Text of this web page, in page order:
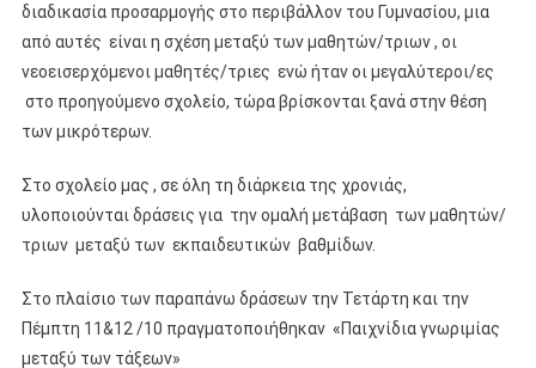
διαδικασία προσαρμογής στο περιβάλλον του Γυμνασίου, μια
από αυτές είναι η σχέση μεταξύ των μαθητών/τριων , οι
νεοεισερχόμενοι μαθητές/τριες ενώ ήταν οι μεγαλύτεροι/ες
στο προηγούμενο σχολείο, τώρα βρίσκονται ξανά στην θέση
των μικρότερων.
Στο σχολείο μας , σε όλη τη διάρκεια της χρονιάς,
υλοποιούνται δράσεις για την ομαλή μετάβαση των μαθητών/
τριων μεταξύ των εκπαιδευτικών βαθμίδων.
Στο πλαίσιο των παραπάνω δράσεων την Τετάρτη και την
Πέμπτη 11&12 /10 πραγματοποιήθηκαν «Παιχνίδια γνωριμίας
μεταξύ των τάξεων»